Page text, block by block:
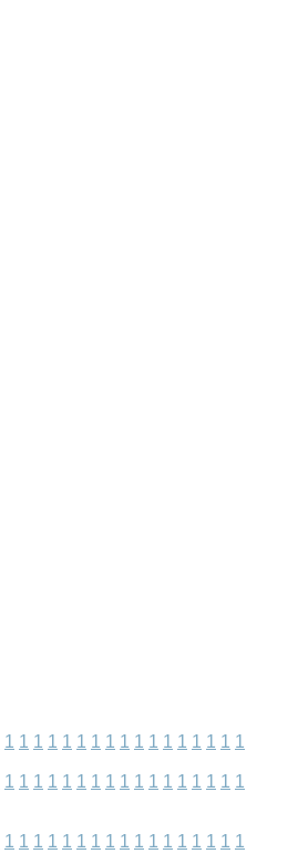
1 1 1 1 1 1 1 1 1 1 1 1 1 1 1 1 1
1 1 1 1 1 1 1 1 1 1 1 1 1 1 1 1 1
1 1 1 1 1 1 1 1 1 1 1 1 1 1 1 1 1